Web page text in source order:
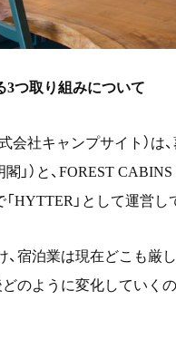
3つ取り組みについて
式会社キャンプサイト）
」）と、FOREST CABINS
HYTTER」として運営し
宿泊業は現在どこも厳
のように変化していく